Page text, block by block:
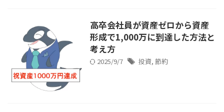
高卒会社員が資産ゼロから資産
形成で1,000万に到達した方法と
考え方
2025/9/7 投資, 節約